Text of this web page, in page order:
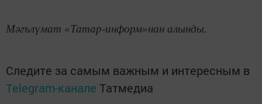
Мәгълүмат «Татар-информ»нан алынды.
Следите за самым важным и интересным в
Telegram-канале Татмедиа